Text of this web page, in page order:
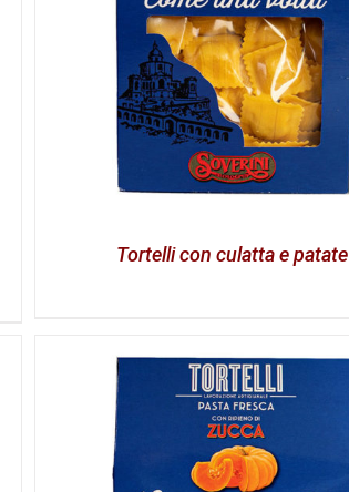
Tortelli con culatta e patate